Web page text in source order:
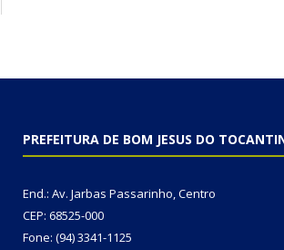
PREFEITURA DE BOM JESUS DO
End.: Av. Jarbas Passarinho, Centro
CEP: 68525-000
Fone: (94) 3341-1125